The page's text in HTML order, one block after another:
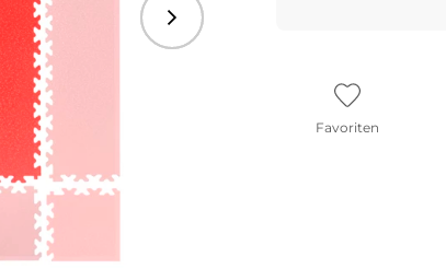
Folgend
Favoriten